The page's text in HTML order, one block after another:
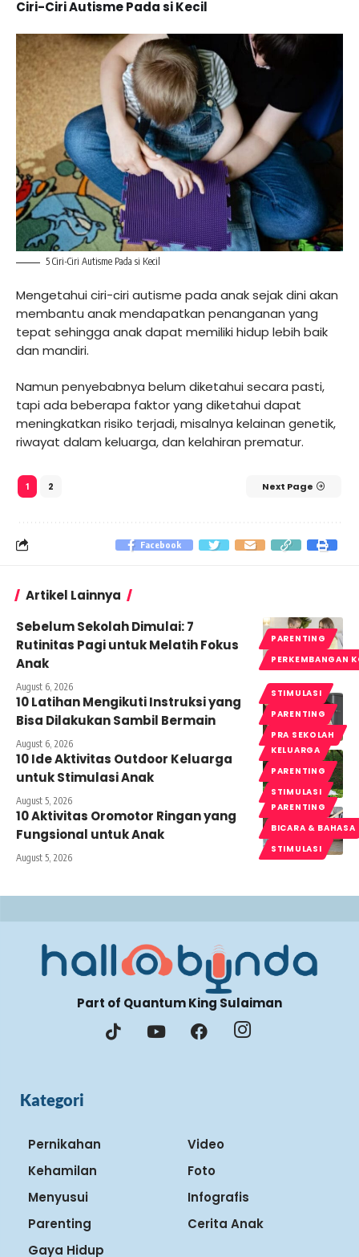
Ciri-Ciri Autisme Pada si Kecil
5 Ciri-Ciri Autisme Pada si Kecil
Mengetahui ciri-ciri autisme pada anak sejak dini akan
membantu anak mendapatkan penanganan yang
tepat sehingga anak dapat memiliki hidup lebih baik
dan mandiri.
Namun penyebabnya belum diketahui secara pasti,
tapi ada beberapa faktor yang diketahui dapat
meningkatkan risiko terjadi, misalnya kelainan genetik,
riwayat dalam keluarga, dan kelahiran prematur.
1 2 Next Page
Facebook
Artikel Lainnya
PARENTING
PERKEMBANGAN
Sebelum Sekolah Dimulai: 7
Rutinitas Pagi untuk Melatih Fokus
Anak
August 6, 2026
STIMULASI
PARENTING
PRA SEKOLAH
10 Latihan Mengikuti Instruksi yang
Bisa Dilakukan Sambil Bermain
August 6, 2026
KELUARGA
PARENTING
STIMULASI
10 Ide Aktivitas Outdoor Keluarga
untuk Stimulasi Anak
August 5, 2026
PARENTING
BICARA & BAHASA
STIMULASI
10 Aktivitas Oromotor Ringan yang
Fungsional untuk Anak
August 5, 2026
Part of Quantum King Sulaiman
Kategori
Pernikahan
Kehamilan
Menyusui
Parenting
Gaya Hidup
Video
Foto
Infografis
Cerita Anak